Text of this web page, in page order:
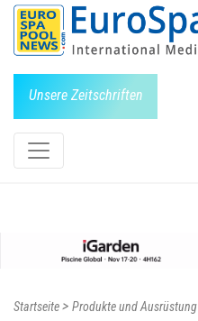
Unsere Zeitschriften
Startseite> Produkte und Ausrüstung